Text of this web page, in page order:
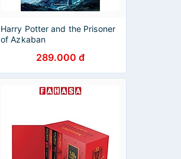
Harry Potter and the Prisoner
of Azkaban
289.000 đ